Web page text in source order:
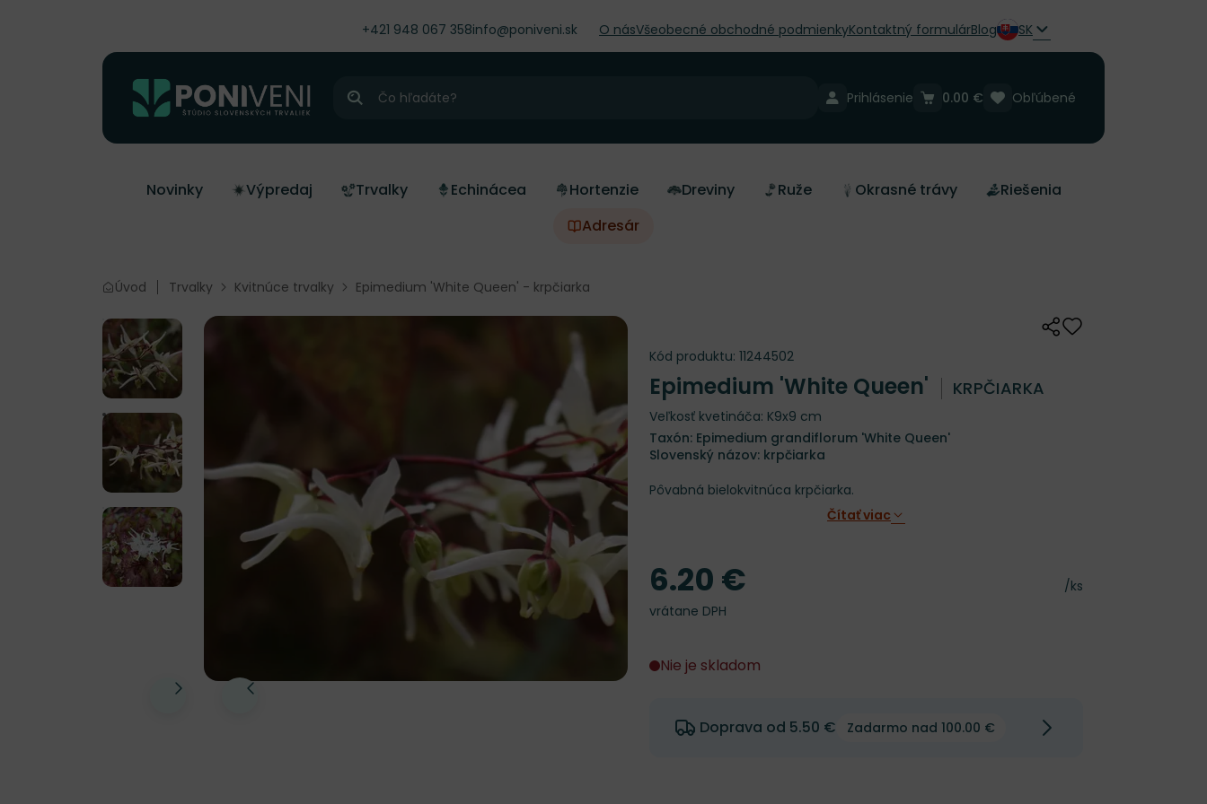
+421 948 067 358info@poniveni.sk O násVšeobecné obchodné podmienkyKontaktný formulárBlog SK
Hľadať
Prihlásenie Obľúbené
0.00 €
Novinky Výpredaj Trvalky Echinácea Hortenzie Dreviny Ruže Okrasné trávy
Riešenia
Adresár
Úvod Trvalky Kvitnúce trvalky Epimedium 'White Queen' - krpčiarka
ZdieľaťOdober do
Kód produktu: 11244502
Epimedium 'White Queen' KRPČIARKA
Veľkosť kvetináča: K9x9 cm
Taxón: Epimedium grandiflorum 'White Queen'
Slovenský názov: krpčiarka
Pôvabná bielokvitnúca krpčiarka.
Čítať viac
Cena za kus
/ks
Cena
6.20 €
vrátane DPH
Nie je skladom
Doprava od 5.50 € Zadarmo nad 100.00 €